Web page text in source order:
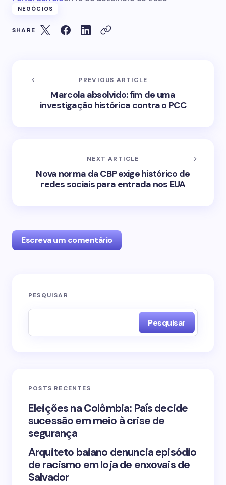
NEGÓCIOS
SHARE
PREVIOUS ARTICLE
Marcola absolvido: fim de uma
investigação histórica contra o PCC
NEXT ARTICLE
Nova norma da CBP exige histórico de
redes sociais para entrada nos EUA
Escreva um comentário
O seu endereço de e-mail não será publicado.
Your Comment *
Save my name and email in this browser for the
PESQUISAR
Pesquisar
POSTS RECENTES
Eleições na Colômbia: País decide
sucessão em meio à crise de
segurança
Arquiteto baiano denuncia episódio
de racismo em loja de enxovais de
Salvador